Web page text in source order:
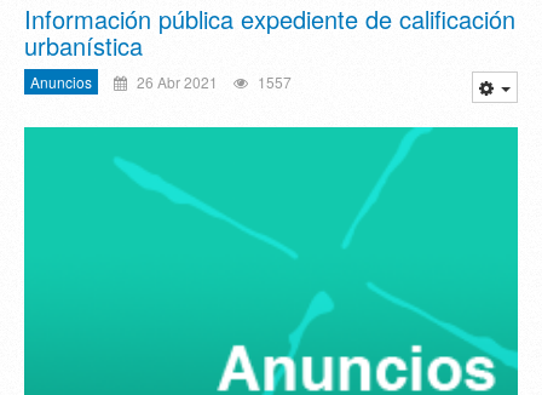
Información pública expediente de calificación
urbanística
Anuncios 26 Abr 2021 1557